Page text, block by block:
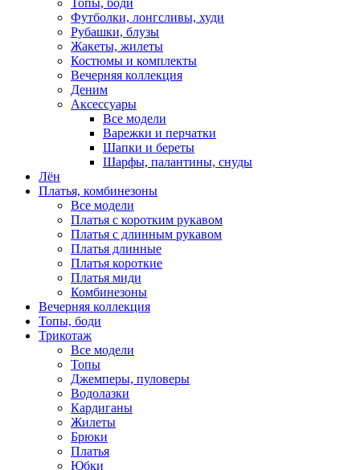
Топы, боди
Футболки, лонгсливы, худи
Рубашки, блузы
Жакеты, жилеты
Костюмы и комплекты
Вечерняя коллекция
Деним
Аксессуары
Все модели
Варежки и перчатки
Шапки и береты
Шарфы, палантины, снуды
Лён
Платья, комбинезоны
Все модели
Платья с коротким рукавом
Платья с длинным рукавом
Платья длинные
Платья короткие
Платья миди
Комбинезоны
Вечерняя коллекция
Топы, боди
Трикотаж
Все модели
Топы
Джемперы, пуловеры
Водолазки
Кардиганы
Жилеты
Брюки
Платья
Юбки